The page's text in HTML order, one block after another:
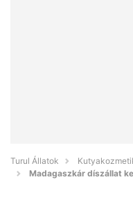
Turul Állatok
Madagaszkár díszállat